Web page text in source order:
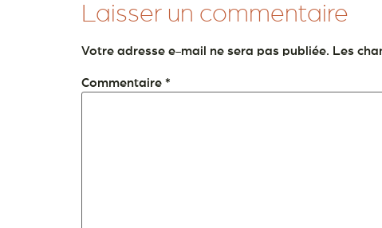
Laisser un commentaire
Votre adresse e-mail ne sera pas publiée. Les
Commentaire *